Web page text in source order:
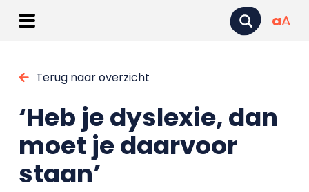
aA
Terug naar overzicht
‘Heb je dyslexie, dan
moet je daarvoor
staan’